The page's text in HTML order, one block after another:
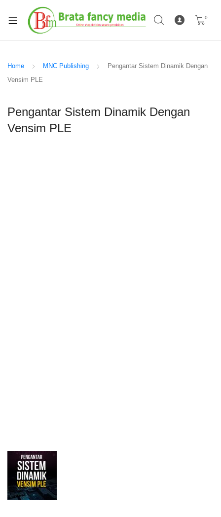
0
Home MNC Publishing
Pengantar Sistem Dinamik Dengan
Vensim PLE
Pengantar Sistem Dinamik Dengan
Vensim PLE